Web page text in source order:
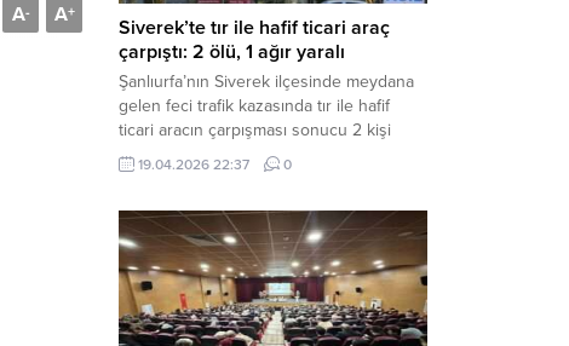
A+
A-
Siverek’te tır ile hafif ticari araç
çarpıştı: 2 ölü, 1 ağır yaralı
Şanlıurfa’nın Siverek ilçesinde meydana
gelen feci trafik kazasında tır ile hafif
ticari aracın çarpışması sonucu 2 kişi
yaşamını yitirdi, 1 kişi ise ağır yaralandı.
Haber Merkezi – Siverek-Adıyaman kara
çarpışması sonucu meydana gelen
kazada can pazarı yaşandı. Kafa Kafaya
Çarpıştılar Edinilen bilgilere göre,
Hüseyin Çelik (29)...
19.04.2026 22:37 0